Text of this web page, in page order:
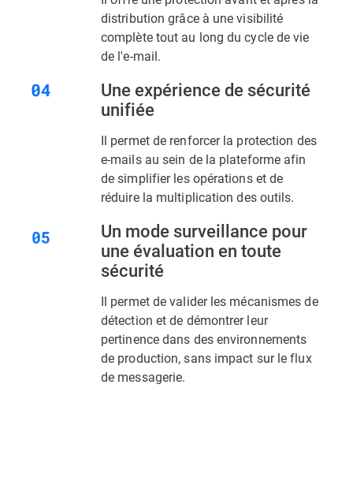
distribution grâce à une visibilité
complète tout au long du cycle de vie
de l'e-mail.
Une expérience de sécurité
unifiée
Il permet de renforcer la protection des
e-mails au sein de la plateforme afin
de simplifier les opérations et de
réduire la multiplication des outils.
Un mode surveillance pour
une évaluation en toute
sécurité
Il permet de valider les mécanismes de
détection et de démontrer leur
pertinence dans des environnements
de production, sans impact sur le flux
de messagerie.